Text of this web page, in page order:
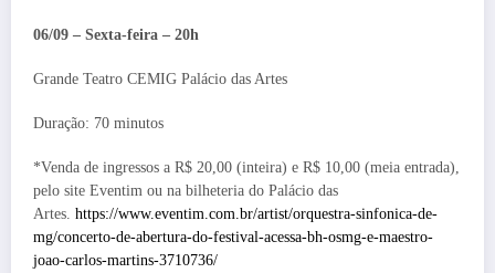
06/09 – Sexta-feira – 20h
Grande Teatro CEMIG Palácio das Artes
Duração: 70 minutos
*Venda de ingressos a R$ 20,00 (inteira) e R$ 10,00 (meia entrada),
pelo site Eventim ou na bilheteria do Palácio das
Artes. https://www.eventim.com.br/artist/orquestra-sinfonica-de-
mg/concerto-de-abertura-do-festival-acessa-bh-osmg-e-maestro-
joao-carlos-martins-3710736/